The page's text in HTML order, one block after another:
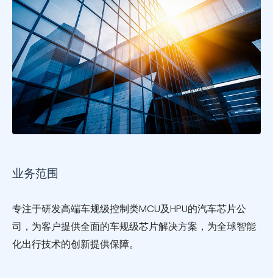
业务范围
专注于研发高端车规级控制类MCU及HPU的汽车芯片公
司，为客户提供全面的车规级芯片解决方案，为全球智能
化出行技术的创新提供保障。